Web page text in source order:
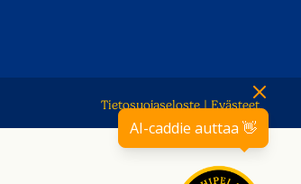
AI-caddie auttaa 👋
Tietosuojaseloste Evästeet